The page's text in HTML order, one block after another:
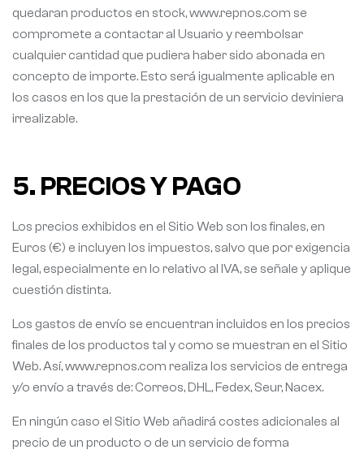
quedaran productos en stock, www.repnos.com se
compromete a contactar al Usuario y reembolsar
cualquier cantidad que pudiera haber sido abonada en
concepto de importe. Esto será igualmente aplicable en
los casos en los que la prestación de un servicio deviniera
irrealizable.
5. PRECIOS Y PAGO
Los precios exhibidos en el Sitio Web son los finales, en
Euros (€) e incluyen los impuestos, salvo que por exigencia
legal, especialmente en lo relativo al IVA, se señale y aplique
cuestión distinta.
Los gastos de envío se encuentran incluidos en los precios
finales de los productos tal y como se muestran en el Sitio
Web. Así, www.repnos.com realiza los servicios de entrega
y/o envío a través de: Correos, DHL, Fedex, Seur, Nacex.
En ningún caso el Sitio Web añadirá costes adicionales al
precio de un producto o de un servicio de forma